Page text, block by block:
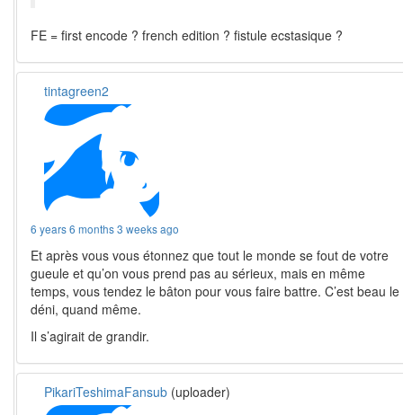
FE = first encode ? french edition ? fistule ecstasique ?
tintagreen2
6 years 6 months 3 weeks ago
Et après vous vous étonnez que tout le monde se fout de votre
gueule et qu’on vous prend pas au sérieux, mais en même
temps, vous tendez le bâton pour vous faire battre. C’est beau le
déni, quand même.
Il s’agirait de grandir.
PikariTeshimaFansub (uploader)